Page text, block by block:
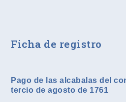
Ficha de registro
Pago de las alcabalas del
tercio de agosto de 1761